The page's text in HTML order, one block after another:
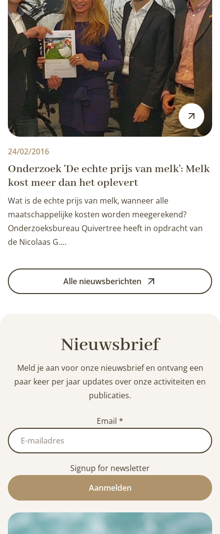
24/02/2016
Onderzoek 'De echte prijs van melk': Melk
kost meer dan het oplevert
Wat is de echte prijs van melk, wanneer alle
maatschappelijke kosten worden meegerekend?
Onderzoeksbureau Quivertree heeft in opdracht van
de Nicolaas G.…
Alle nieuwsberichten
Nieuwsbrief
Meld je aan voor onze nieuwsbrief en ontvang een
paar keer per jaar updates over onze activiteiten en
publicaties.
Email *
Signup for newsletter
Aanmelden